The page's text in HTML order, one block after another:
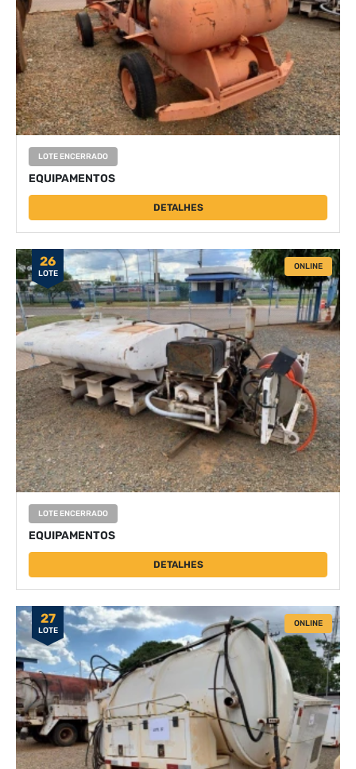
LOTE ENCERRADO
EQUIPAMENTOS
DETALHES
26
LOTE
ONLINE
LOTE ENCERRADO
EQUIPAMENTOS
DETALHES
27
LOTE
ONLINE